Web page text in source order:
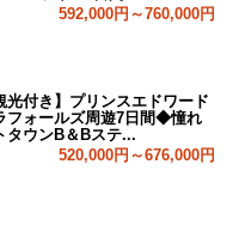
592,000円～760,000円
光付き】プリンスエドワード
フォールズ周遊7日間◆憧れ
タウンB＆Bステ...
520,000円～676,000円